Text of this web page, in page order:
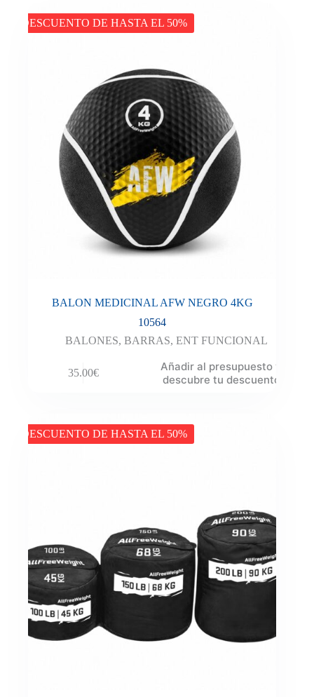
DESCUENTO DE HASTA EL 50%
BALON MEDICINAL AFW NEGRO 4KG
10564
BALONES, BARRAS, ENT FUNCIONAL
35.00€
Añadir al presupuesto y
descubre tu descuento
DESCUENTO DE HASTA EL 50%